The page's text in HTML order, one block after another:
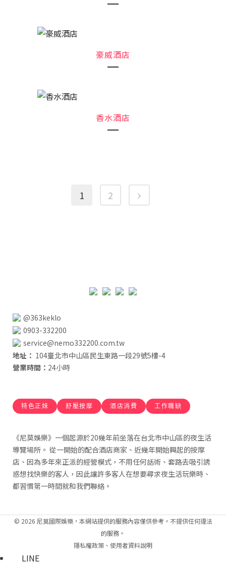
豪威酒店
香水酒店
1 2
@363keklo
0903-332200
service@nemo332200.com.tw
地址： 104臺北市中山區民生東路一段29號5樓-4
營業時間： 24小時
特色正妹 舒壓按摩 酒店消費 工作職缺
《尼莫娛樂》一個起源於20幾年前坐落在台北市中山區的夜生活
導覽場所。 從一開始的配合酒店商家、近幾年開始興起的按摩
店、因為多年來正派的經營模式，不用任何話術、套路去吸引誘
惑想找快樂的客人，因此讓許多客人在想要尋求夜生活玩樂時、
都習慣第一時間就和我們聯絡。
© 2026 尼莫國際娛樂，本網站提供的服務內容僅供參考。不提供任何違法
的服務。
隱私權政策 、 使用者資料說明
LINE